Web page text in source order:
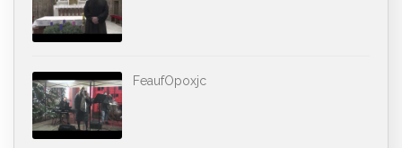
FeaufOpoxjc